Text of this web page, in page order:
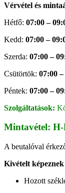
Vérvétel és
Hétfő: 07:00 –
Kedd: 07:00 –
Szerda: 07:00 –
Csütörtök: 07:00
Péntek: 07:00 –
Szolgáltatások:
Mintavétel: H-
A beutalóval
Kivételt
Hozott